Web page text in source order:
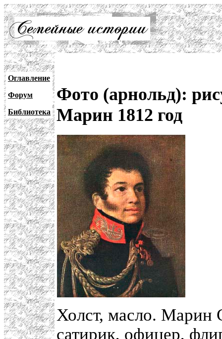
Оглавление
Форум
Библиотека
Фото (арнольд):
Марин 1812 год
Холст, масло. Марин
сатирик, офицер,